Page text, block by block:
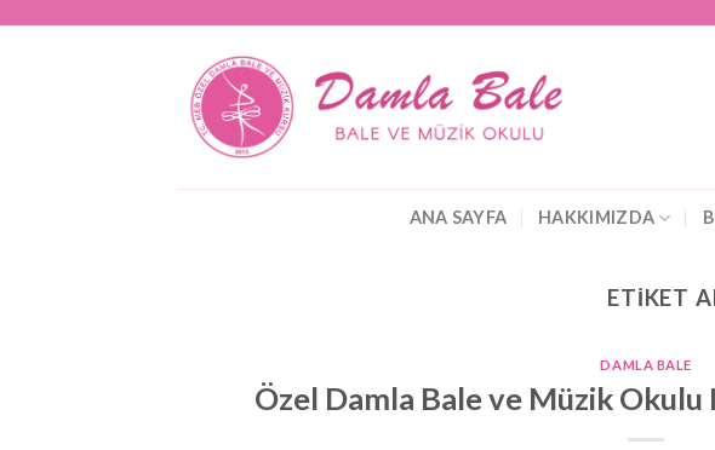
ANA SAYFA HAKKIMIZDA
ETIKET
DAMLA BALE
Özel Damla Bale ve Müzik Okulu